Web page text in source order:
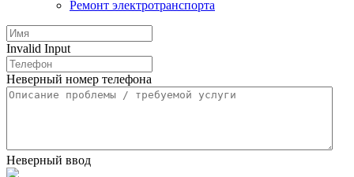
Ремонт электротранспорта
Invalid Input
Неверный номер телефона
Неверный ввод